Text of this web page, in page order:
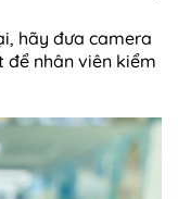
hãy đưa camera
để nhân viên kiểm